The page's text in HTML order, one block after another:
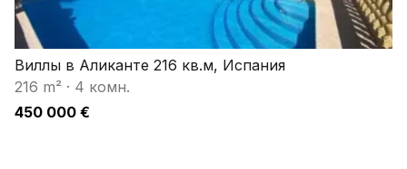
Виллы в Аликанте 216 кв.м, Испания
216 m² · 4 комн.
450 000 €